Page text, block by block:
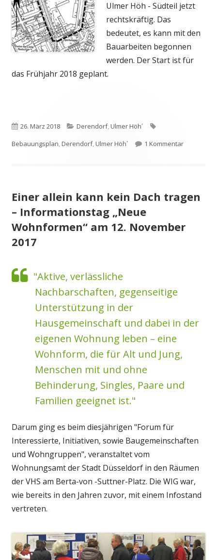
Ulmer Höh - Südteil jetzt
rechtskräftig. Das
bedeutet, es kann mit den
Bauarbeiten begonnen
werden. Der Start ist für
das Frühjahr 2018 geplant.
Veröffentlicht
am
26. März 2018 Kategorien
Derendorf,Ulmer Höh´
Bebauungsplan,Derendorf,Ulmer Höh´ 1 Kommentarzu
Einer allein kann kein Dach tragen
– Informationstag „Neue
Wohnformen“ am 12. November
2017
"Aktive, verlässliche
Nachbarschaften, gegenseitige
Unterstützung in der
Hausgemeinschaft und dabei in der
eigenen Wohnung leben – eine
Wohnform, die für Alt und Jung,
Menschen mit und ohne
Behinderung, Singles, Paare und
Familien geeignet ist."
Darum ging es beim diesjährigen "Forum für
Interessierte, Initiativen, sowie Baugemeinschaften
und Wohngruppen", veranstaltet vom
Wohnungsamt der Stadt Düsseldorf in den Räumen
der VHS am Berta-von -Suttner-Platz. Die WIG war,
wie bereits in den Jahren zuvor, mit einem Infostand
vertreten.